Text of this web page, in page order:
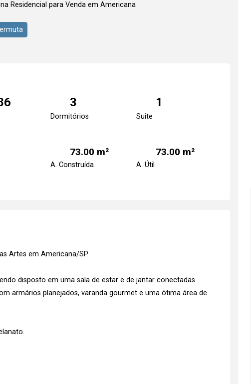
Residencial para Venda em Americana
3
Dormitórios
1
Suite
73.00 m²
A. Construída
73.00 m²
A. Útil
Artes em Americana/SP.
disposto em uma sala de estar e de jantar conectadas
armários planejados, varanda gourmet e uma ótima área de